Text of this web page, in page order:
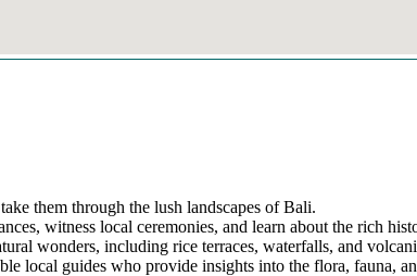
them through the lush landscapes of Bali.
witness local ceremonies, and learn about the rich
wonders, including rice terraces, waterfalls, and
local guides who provide insights into the flora, fauna,